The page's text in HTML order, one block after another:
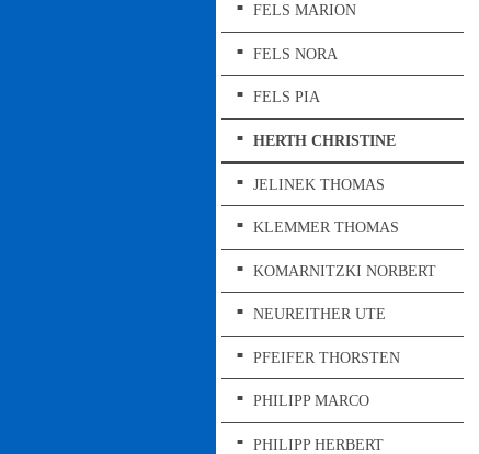
FELS MARION
FELS NORA
FELS PIA
HERTH CHRISTINE
JELINEK THOMAS
KLEMMER THOMAS
KOMARNITZKI NORBERT
NEUREITHER UTE
PFEIFER THORSTEN
PHILIPP MARCO
PHILIPP HERBERT